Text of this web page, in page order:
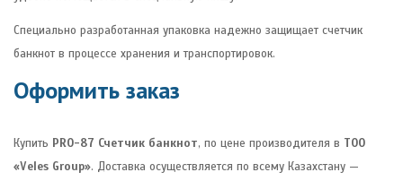
Специально разработанная упаковка надежно защищает счетчик
банкнот в процессе хранения и транспортировок.
Оформить заказ
Купить PRO-87 Счетчик банкнот, по цене производителя в ТОО
«Veles Group». Доставка осуществляется по всему Казахстану —